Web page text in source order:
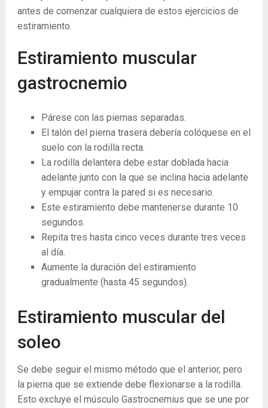
antes de comenzar cualquiera de estos ejercicios de
estiramiento.
Estiramiento muscular
gastrocnemio
Párese con las piernas separadas.
El talón del pierna trasera debería colóquese en el
suelo con la rodilla recta.
La ​​rodilla delantera debe estar doblada hacia
adelante junto con la que se inclina hacia adelante
y empujar contra la pared si es necesario.
Este estiramiento debe mantenerse durante 10
segundos.
Repita tres hasta cinco veces durante tres veces
al día.
Aumente la duración del estiramiento
gradualmente (hasta 45 segundos).
Estiramiento muscular del
soleo
Se debe seguir el mismo método que el anterior, pero
la pierna que se extiende debe flexionarse a la rodilla.
Esto excluye el músculo Gastrocnemius que se une por